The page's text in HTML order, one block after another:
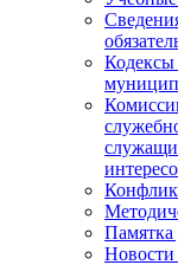
Кодексы
Новости